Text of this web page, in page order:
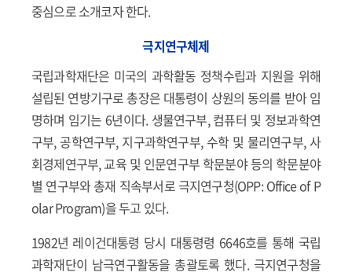
중심으로 소개코자 한다.
극지연구체제
국립과학재단은 미국의 과학활동 정책수립과 지원을 위해
설립된 연방기구로 총장은 대통령이 상원의 동의를 받아 임
명하며 임기는 6년이다. 생물연구부, 컴퓨터 및 정보과학연
구부, 공학연구부, 지구과학연구부, 수학 및 물리연구부, 사
회경제연구부, 교육 및 인문연구부 학문분야 등의 학문분야
별 연구부와 총재 직속부서로 극지연구청(OPP: Office of P
olar Program)을 두고 있다.
1982년 레이건대통령 당시 대통령령 6646호를 통해 국립
과학재단이 남극연구활동을 총괄토록 했다. 극지연구청을